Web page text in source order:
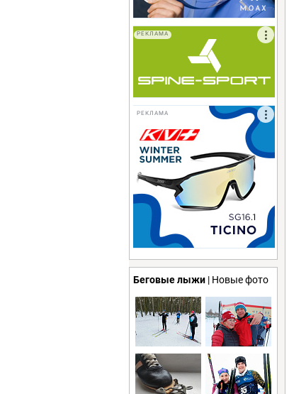
РЕКЛАМА
РЕКЛАМА
Беговые лыжи | Новые фото